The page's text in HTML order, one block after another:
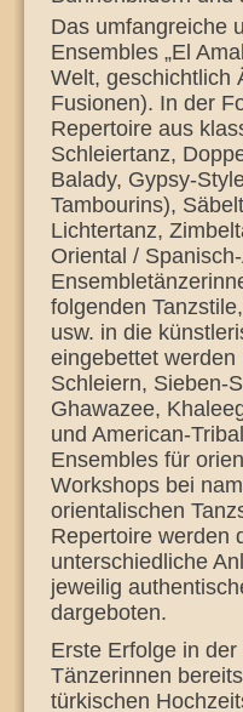
Das umfangreiche
Ensembles „El
Welt, geschichtlich
Fusionen). In der
Repertoire aus
Schleiertanz,
Balady, Gypsy-
Tambourins),
Lichtertanz,
Oriental /
folgenden
usw. in die
eingebettet werden
Schleiern, Sieben-
Ghawazee,
und American-
Ensembles für
Workshops bei
orientalischen
Repertoire werden
unterschiedliche
jeweilig
dargeboten.
Erste Erfolge in
Tänzerinnen
türkischen